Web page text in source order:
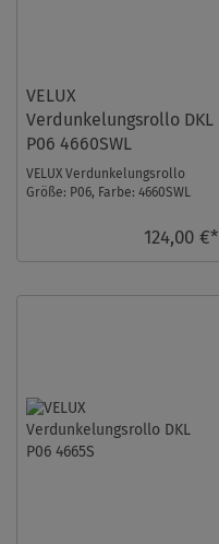
VELUX
Verdunkelungsrollo DKL
P06 4660SWL
VELUX Verdunkelungsrollo
Größe: P06, Farbe: 4660SWL
124,00 €*